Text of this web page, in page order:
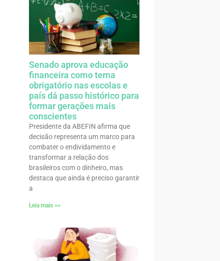
Senado aprova educação
financeira como tema
obrigatório nas escolas e
país dá passo histórico para
formar gerações mais
conscientes
Presidente da ABEFIN afirma que
decisão representa um marco para
combater o endividamento e
transformar a relação dos
brasileiros com o dinheiro, mas
destaca que ainda é preciso garantir
a
Leia mais >>